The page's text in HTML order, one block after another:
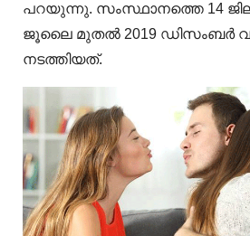
പറയുന്നു. സംസ്ഥാനത്തെ 14
ജൂലൈ മുതൽ 2019 ഡിസംബർ
നടത്തിയത്.